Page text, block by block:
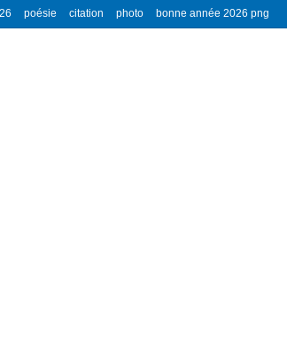
poésie citation photo bonne année 2026 png